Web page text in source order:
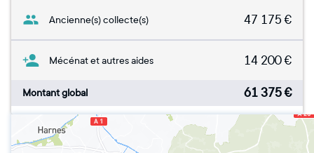
Ancienne(s) collecte(s) 47 175 €
Mécénat et autres aides 14 200€
Montant global 61 375€